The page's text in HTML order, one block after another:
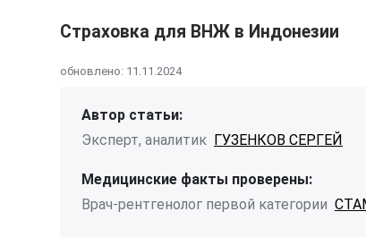
Страховка для ВНЖ в Индонезии
обновлено: 11.11.2024
Автор статьи:
Эксперт, аналитик ГУЗЕНКОВ СЕРГЕЙ
Медицинские факты проверены:
Врач-рентгенолог первой категории